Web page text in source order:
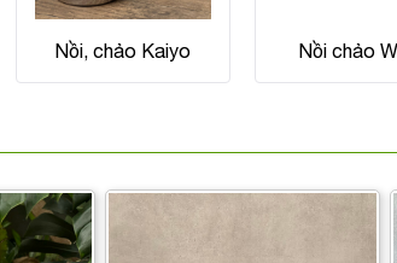
Nồi, chảo Kaiyo Nồi chảo